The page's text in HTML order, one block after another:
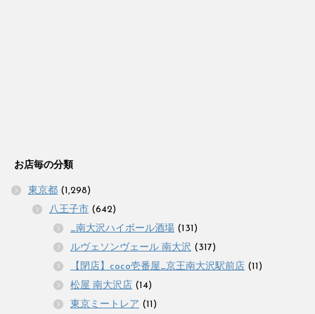
お店毎の分類
東京都 (1,298)
八王子市 (642)
_南大沢ハイボール酒場 (131)
ルヴェソンヴェール 南大沢 (317)
【閉店】coco壱番屋_京王南大沢駅前店 (11)
松屋 南大沢店 (14)
東京ミートレア (11)